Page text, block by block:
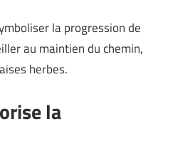
la progression de
au maintien du chemin,
herbes.
la